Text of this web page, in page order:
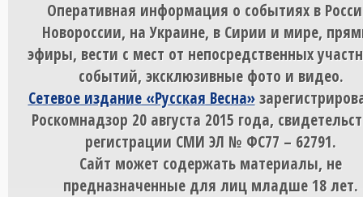
Оперативная информация о событиях в
Новороссии, на Украине, в Сирии и мире,
эфиры, вести с мест от непосредственных
событий, эксклюзивные фото и видео.
Сетевое издание «Русская Весна»
Роскомнадзор 20 августа 2015 года,
регистрации СМИ ЭЛ № ФС77 – 62791.
Сайт может содержать материалы, не
предназначенные для лиц младше 18 лет.